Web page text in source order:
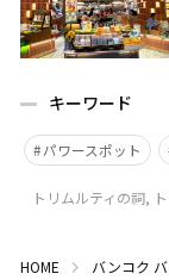
キーワード
パワースポット
トリムルティの祠,
HOME バンコク